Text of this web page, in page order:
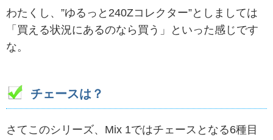
わたくし、”ゆるっと240Zコレクター”としましては
「買える状況にあるのなら買う」といった感じです
な。
チェースは？
さてこのシリーズ、Mix 1ではチェースとなる6種目